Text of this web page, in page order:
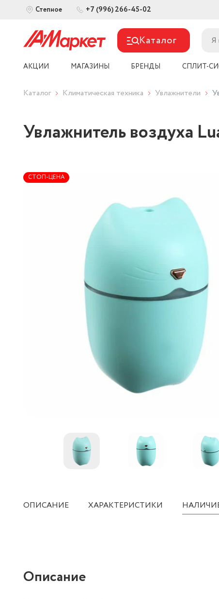
Степное +7 (996) 266-45-02
Каталог
АКЦИИ МАГАЗИНЫ БРЕНДЫ СПЛИТ-
Каталог Климатическая техника Увлажнители
Увлажнитель воздуха
СТОП-ЦЕНА
ОПИСАНИЕ ХАРАКТЕРИСТИКИ
Описание